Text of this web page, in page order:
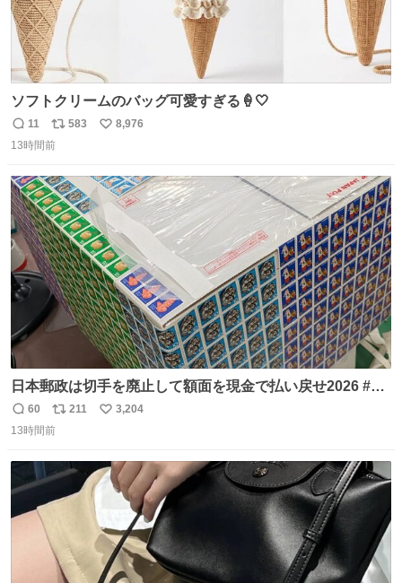
ソフトクリームのバッグ可愛すぎる🍦🤍
返
信
11
リ
ポ
ト
数
583
い
数
8,976
13時間前
日本郵政は切手を廃止して額面を現金で払い戻せ2026 #日
本郵政 @JapanPostHD_PR
返
信
60
リ
ポ
ト
211
い
数
3,204
13時間前